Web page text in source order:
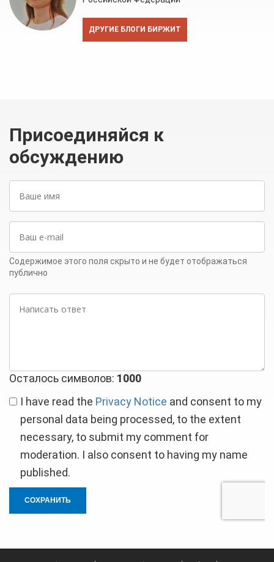
ДРУГИЕ БЛОГИ БИРЖИТ
Присоединяйся к
обсуждению
имя
mail
Содержимое этого поля скрыто и не будет отображаться
публично
ответ
Осталось символов: 1000
I have read the Privacy Notice and consent to my
personal data being processed, to the extent
necessary, to submit my comment for
moderation. I also consent to having my name
published.
СОХРАНИТЬ